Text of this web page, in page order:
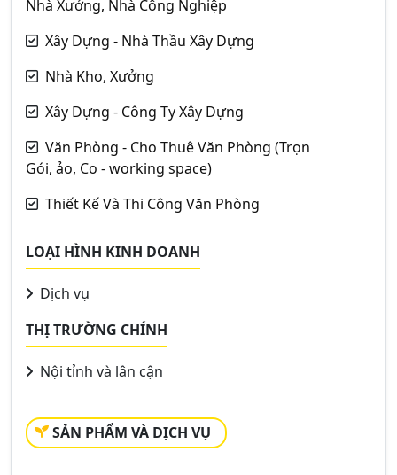
Nhà Xưởng, Nhà Công Nghiệp
Xây Dựng - Nhà Thầu Xây Dựng
Nhà Kho, Xưởng
Xây Dựng - Công Ty Xây Dựng
Văn Phòng - Cho Thuê Văn Phòng (Trọn
Gói, ảo, Co - working space)
Thiết Kế Và Thi Công Văn Phòng
LOẠI HÌNH KINH DOANH
Dịch vụ
THỊ TRƯỜNG CHÍNH
Nội tỉnh và lân cận
SẢN PHẨM VÀ DỊCH VỤ